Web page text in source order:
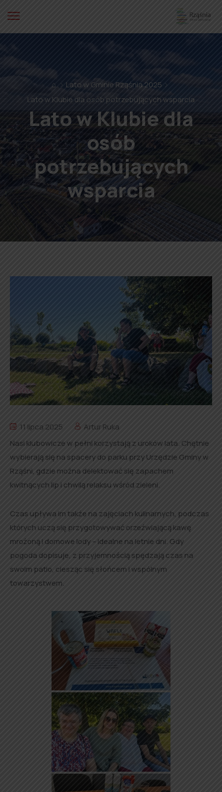
⌂
Lato w Gminie Rząśnia 2025
Lato w Klubie dla osób potrzebujących wsparcia
Lato w Klubie dla
osób
potrzebujących
wsparcia
11 lipca 2025
Artur Ruka
Nasi klubowicze w pełni korzystają z uroków lata. Chętnie
wybierają się na spacery do parku przy Urzędzie Gminy w
Rząśni, gdzie można delektować się zapachem
kwitnących lip i chwilą relaksu wśród zieleni.
Czas upływa im także na zajęciach kulinarnych, podczas
których uczą się przygotowywać orzeźwiającą kawę
mrożoną i domowe lody – idealne na letnie dni. Gdy
pogoda dopisuje, z przyjemnością spędzają czas na
swoim patio, ciesząc się słońcem i wspólnym
towarzystwem.